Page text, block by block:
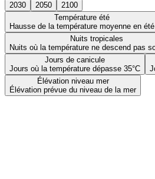
2030 2050
2100
Température été
Hausse de la température moyenne en été
Nuits tropicales
Nuits où la température ne descend pas
Jours de canicule
Jours où la température dépasse 35°C
Élévation niveau mer
Élévation prévue du niveau de la mer